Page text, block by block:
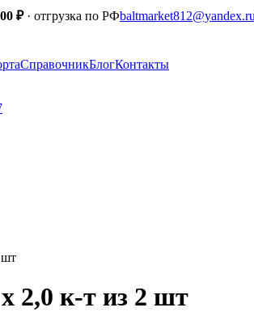
₽· отгрузка по РФbaltmarket812@yandex.ru
СправочникБлогКонтакты
шт
2,0 к-т из 2 шт